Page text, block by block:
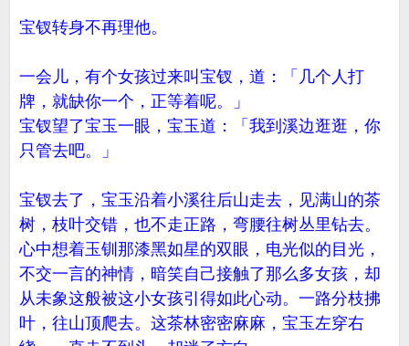
宝钗转身不再理他。
一会儿，有个女孩过来叫宝钗，道：「几个人打
牌，就缺你一个，正等着呢。」
宝钗望了宝玉一眼，宝玉道：「我到溪边逛逛，你
只管去吧。」
宝钗去了，宝玉沿着小溪往后山走去，见满山的茶
树，枝叶交错，也不走正路，弯腰往树丛里钻去。
心中想着玉钏那漆黑如星的双眼，电光似的目光，
不交一言的神情，暗笑自己接触了那么多女孩，却
从未象这般被这小女孩引得如此心动。一路分枝拂
叶，往山顶爬去。这茶林密密麻麻，宝玉左穿右